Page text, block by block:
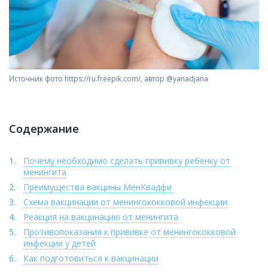
Источник фото https://ru.freepik.com/, автор @yanadjana
Содержание
Почему необходимо сделать прививку ребенку от
менингита
Преимущества вакцины МенКвадфи
Схема вакцинации от менингококковой инфекции
Реакция на вакцинацию от менингита
Противопоказания к прививке от менингококковой
инфекции у детей
Как подготовиться к вакцинации